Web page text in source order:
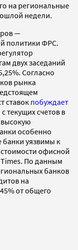
на региональные
недели.
—
политики ФРС.
двух заседаний
Согласно
рынка
ставок побуждает
текущих счетов в
особенно
уязвимы к
офисной
Times. По данным
банков
на
от общего